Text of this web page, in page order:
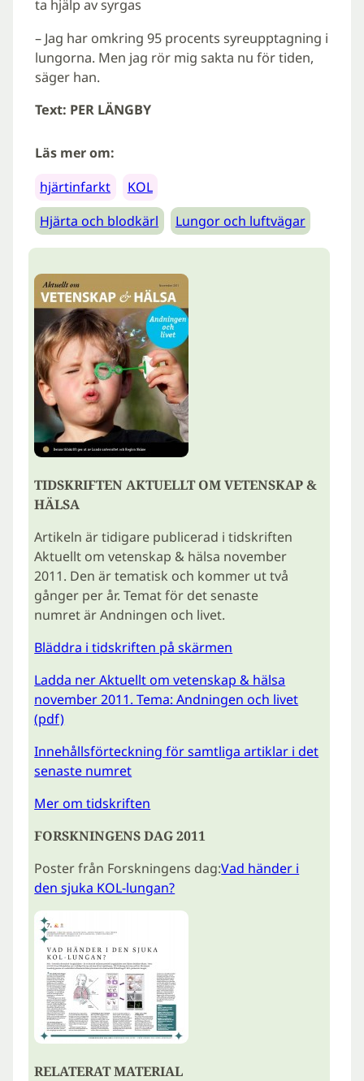
ta hjälp av syrgas
– Jag har omkring 95 procents syreupptagning i
lungorna. Men jag rör mig sakta nu för tiden,
säger han.
Text: PER LÄNGBY
Läs mer om:
hjärtinfarkt
KOL
Hjärta och blodkärl
Lungor och luftvägar
TIDSKRIFTEN AKTUELLT OM VETENSKAP &
HÄLSA
Artikeln är tidigare publicerad i tidskriften
Aktuellt om vetenskap & hälsa november
2011. Den är tematisk och kommer ut två
gånger per år. Temat för det senaste
numret är Andningen och livet.
Bläddra i tidskriften på skärmen
Ladda ner Aktuellt om vetenskap & hälsa
november 2011. Tema: Andningen och livet
(pdf)
Innehållsförteckning för samtliga artiklar i det
senaste numret
Mer om tidskriften
FORSKNINGENS DAG 2011
Poster från Forskningens dag:Vad händer i
den sjuka KOL-lungan?
RELATERAT MATERIAL